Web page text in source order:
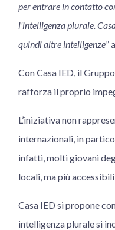
per entrare in contatto
l’intelligenza plurale.
quindi altre intelligenze”
Con Casa IED, il
rafforza il proprio
L’iniziativa non
internazionali, in
infatti, molti giovani
locali, ma più
Casa IED si propone
intelligenza plurale si